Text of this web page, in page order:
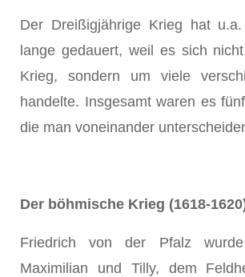
Der Dreißigjährige Krieg hat
lange gedauert, weil es sich
Krieg, sondern um viele
handelte. Insgesamt waren es
die man voneinander
Der böhmische Krieg (1618-
Friedrich von der Pfalz
Maximilian und Tilly, dem